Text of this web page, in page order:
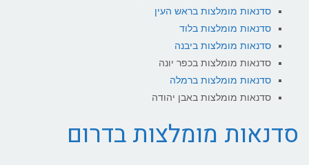
סדנאות מומלצות בראש העין
סדנאות מומלצות בלוד
סדנאות מומלצות ביבנה
סדנאות מומלצות בכפר יונה
סדנאות מומלצות ברמלה
סדנאות מומלצות באבן יהודה
סדנאות מומלצות בדרום